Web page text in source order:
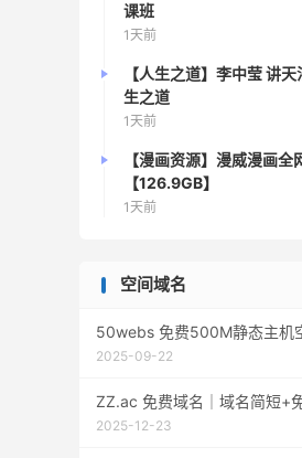
课班
1天前
【人生之道】李中莹 讲
生之道
1天前
【漫画资源】漫威漫画
【126.9GB】
1天前
空间域名
50webs 免费500M静态主机
2025-09-22
ZZ.ac 免费域名｜域名简短+
2025-12-23